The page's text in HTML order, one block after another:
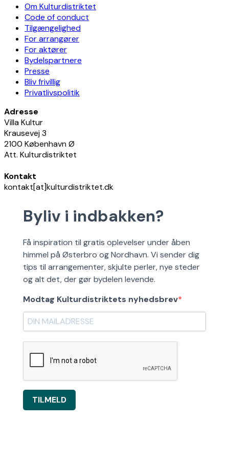
Om Kulturdistriktet
Code of conduct
Tilgængelighed
For arrangører
For aktører
Bydelspartnere
Presse
Bliv frivillig
Privatlivspolitik
Adresse
Villa Kultur
Krausevej 3
2100 København Ø
Att. Kulturdistriktet
Kontakt
kontakt[at]kulturdistriktet.dk
Byliv i indbakken?
Få inspiration til gratis oplevelser under åben
himmel på Østerbro og Nordhavn. Vi sender dig
tips til arrangementer, skjulte perler, nye steder
og alt det, der gør bydelen levende.
Modtag Kulturdistriktets nyhedsbrev
TILMELD